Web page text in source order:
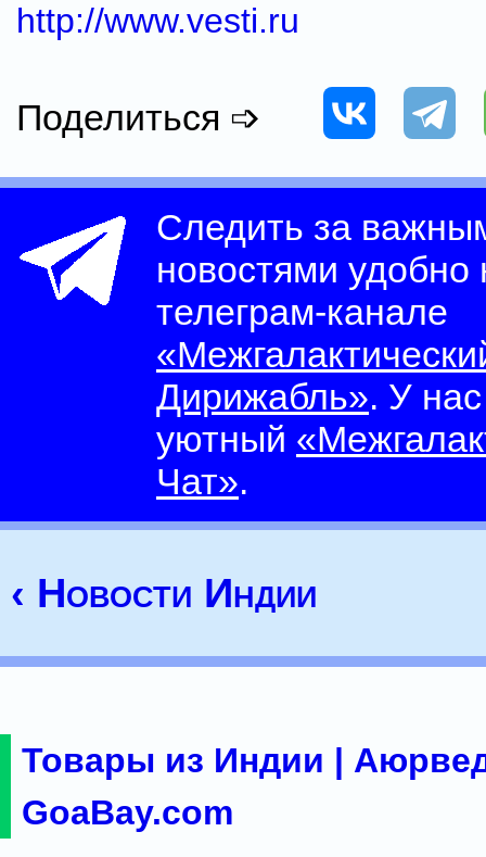
http://www.vesti.ru
Поделиться ➩
Следить за
новостями
телеграм-канале
Дирижабль». У
уютный
Чат».
‹ Новости Индии
Товары из Индии |
GoaBay.com